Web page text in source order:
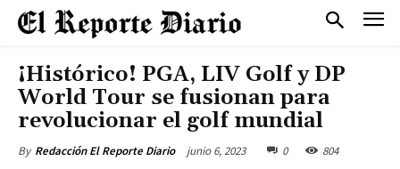
¡Histórico! PGA, LIV Golf y DP
World Tour se fusionan para
revolucionar el golf mundial
By Redacción El Reporte Diario junio 6, 2023 0 804